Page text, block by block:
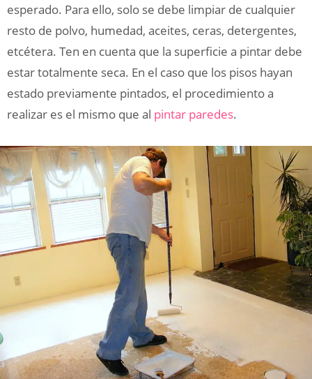
esperado. Para ello, solo se debe limpiar de cualquier
resto de polvo, humedad, aceites, ceras, detergentes,
etcétera. Ten en cuenta que la superficie a pintar debe
estar totalmente seca. En el caso que los pisos hayan
estado previamente pintados, el procedimiento a
realizar es el mismo que al pintar paredes.